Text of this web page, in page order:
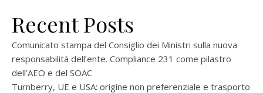
Recent Posts
Comunicato stampa del Consiglio dei Ministri sulla nuova
responsabilità dell’ente. Compliance 231 come pilastro
dell’AEO e del SOAC
Turnberry, UE e USA: origine non preferenziale e trasporto